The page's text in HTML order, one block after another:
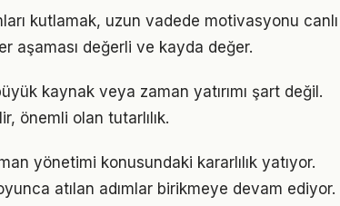
kutlamak, uzun vadede motivasyonu canlı
aşaması değerli ve kayda değer.
kaynak veya zaman yatırımı şart değil.
önemli olan tutarlılık.
yönetimi konusundaki kararlılık yatıyor.
atılan adımlar birikmeye devam ediyor.